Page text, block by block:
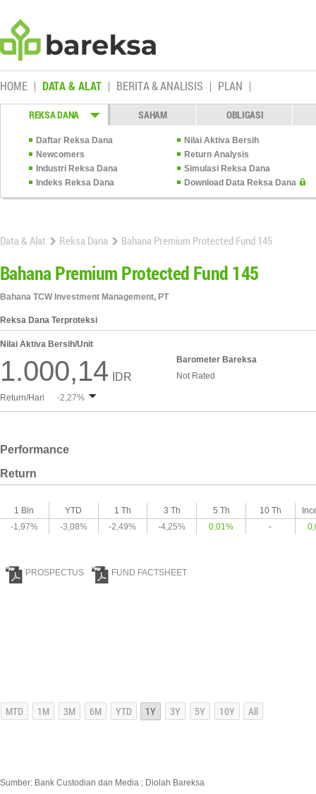
HOME DATA & ALAT BERITA & ANALISIS PLAN
REKSA DANA SAHAM OBLIGASI
Daftar Reksa Dana
Nilai Aktiva Bersih
Newcomers
Return Analysis
Industri Reksa Dana
Simulasi Reksa Dana
Indeks Reksa Dana
Download Data Reksa Dana
Data & Alat Reksa Dana Bahana Premium Protected Fund 145
Bahana Premium Protected Fund 145
Bahana TCW Investment Management, PT
Reksa Dana Terproteksi
Nilai Aktiva Bersih/Unit
1.000,14 IDR
Barometer Bareksa
Not Rated
Return/Hari -2,27%
Performance
Return
1 Bln YTD 1 Th 3 Th 5 Th 10 Th
-1,97%
-3,08% -2,49% -4,25% 0,01% -
PROSPECTUS FUND FACTSHEET
Sumber: Bank Custodian dan Media ; Diolah Bareksa